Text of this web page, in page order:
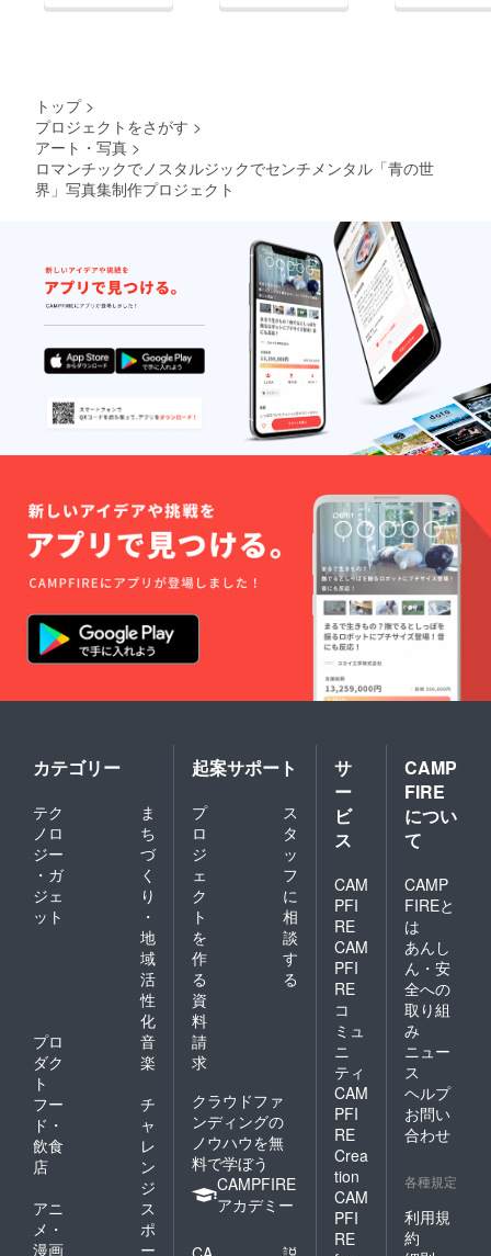
トップ >
プロジェクトをさがす >
アート・写真 >
ロマンチックでノスタルジックでセンチメンタル「青の世
界」写真集制作プロジェクト
カテゴリー
テク
ノロ
ジー
・ガ
ジェ
ット
ま
ち
づ
く
り
・
地
域
活
性
化
プロ
ダク
ト
音
楽
フー
ド・
飲食
店
チ
ャ
レ
ン
ジ
アニ
メ・
漫画
ス
ポ
ー
起案サポート
プ
ロ
ジ
ェ
ク
ト
を
作
る
ス
タ
ッ
フ
に
相
談
す
る
資
料
請
求
クラウドファ
ンディングの
ノウハウを無
料で学ぼう
CAMPFIRE
アカデミー
サ
ー
ビ
ス
CAM
PFI
RE
CAM
PFI
RE
コ
ミュ
ニ
ティ
CAM
PFI
RE
Crea
tion
CAM
PFI
RE
CAMP
FIRE
につい
て
CAMP
FIREと
は
あんし
ん・安
全への
取り組
み
ニュー
ス
ヘルプ
お問い
合わせ
各種規定
利用規
約